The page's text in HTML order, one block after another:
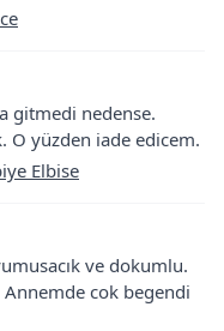
gitmedi nedense.
O yüzden iade edicem.
Elbise
ve dokumlu.
cok begendi